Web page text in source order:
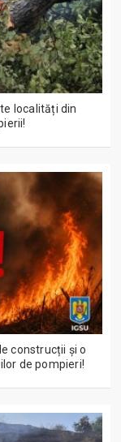
localități din
construcții și o
de pompieri!